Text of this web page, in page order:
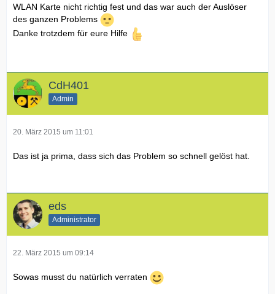
WLAN Karte nicht richtig fest und das war auch der Auslöser
des ganzen Problems
Danke trotzdem für eure Hilfe
CdH401
Admin
20. März 2015 um 11:01
Das ist ja prima, dass sich das Problem so schnell gelöst hat.
eds
Administrator
22. März 2015 um 09:14
Sowas musst du natürlich verraten